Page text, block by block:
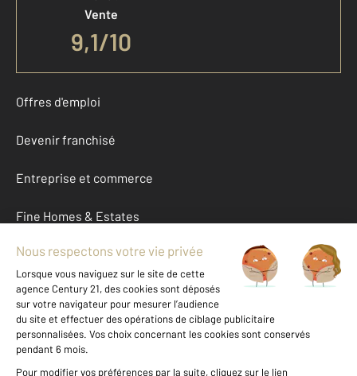
Vente
9,1/10
Offres d'emploi
Devenir franchisé
Entreprise et commerce
Fine Homes & Estates
À propos
International
Nous contacter